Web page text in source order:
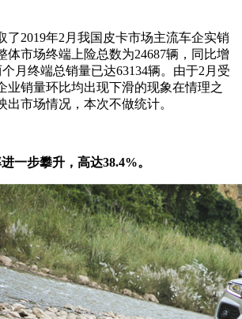
了2019年2月我国皮卡市场主流车企实销
体市场终端上险总数为24687辆，同比增
月终端总销量已达63134辆。由于2月受
业销量环比均出现下滑的现象在情理之
出市场情况，本次不做统计。
一步攀升，高达38.4%。